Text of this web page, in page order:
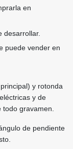
en
desarrollar.
puede vender en
y rotonda
y de
gravamen.
de pendiente